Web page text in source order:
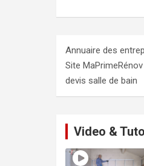
Annuaire des
Site MaPrimeRénov
devis salle de bain
Video & Tuto